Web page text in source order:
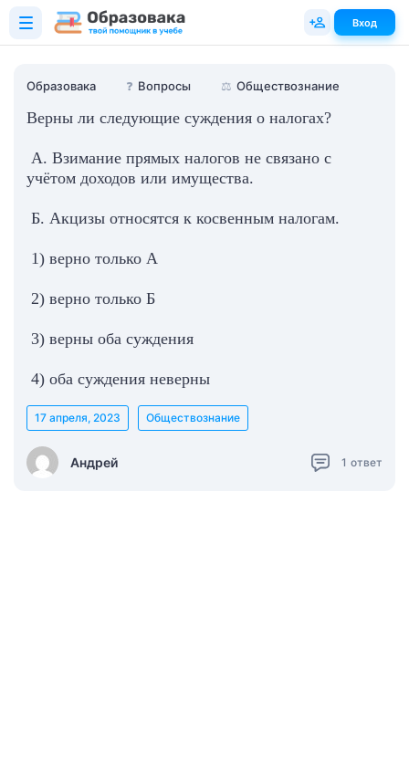
Образовака ❓ Вопросы ⚖️ Обществознание
Верны ли следующие суждения о налогах?
А. Взимание прямых налогов не связано с
учётом доходов или имущества.
Б. Акцизы относятся к косвенным налогам.
1) верно только А
2) верно только Б
3) верны оба суждения
4) оба суждения неверны
Андрей
17 апреля, 2023 Обществознание
1 ответ
Вход